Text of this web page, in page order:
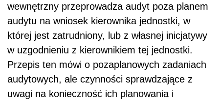
wewnętrzny przeprowadza audyt poza planem
audytu na wniosek kierownika jednostki, w
której jest zatrudniony, lub z własnej inicjatywy
w uzgodnieniu z kierownikiem tej jednostki.
Przepis ten mówi o pozaplanowych zadaniach
audytowych, ale czynności sprawdzające z
uwagi na konieczność ich planowania i